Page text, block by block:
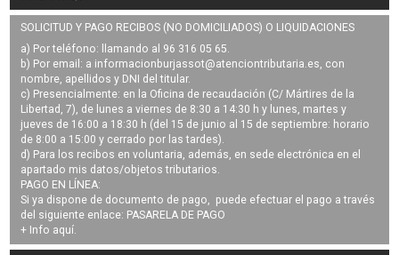
SOLICITUD Y PAGO RECIBOS (NO DOMICILIADOS) O LIQUIDACIONES
a) Por teléfono: llamando al 96 316 05 65.
b) Por email: a informacionburjassot@atenciontributaria.es, con
nombre, apellidos y DNI del titular.
c) Presencialmente: en la Oficina de recaudación (C/ Mártires de la
Libertad, 7), de lunes a viernes de 8:30 a 14:30 h y lunes, martes y
jueves de 16:00 a 18:30 h (del 15 de junio al 15 de septiembre: horario
de 8:00 a 15:00 y cerrado por las tardes).
d) Para los recibos en voluntaria, además, en sede electrónica en el
apartado mis datos/objetos tributarios.
PAGO EN LÍNEA:
Si ya dispone de documento de pago, puede efectuar el pago a través
del siguiente enlace: PASARELA DE PAGO
+ Info aquí.